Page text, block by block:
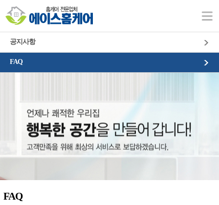
고객센터
공지사항
FAQ
FAQ